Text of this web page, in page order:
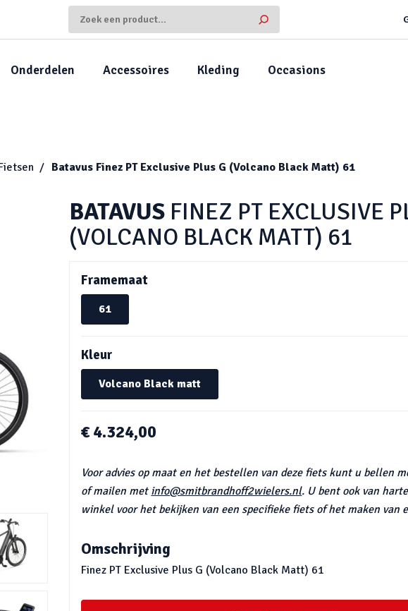
Onderdelen Accessoires Kleding Occasions
BatavusFinez PT Exclusive Plus G (Volcano Black Matt) 61
BATAVUS FINEZ PT EXCLUSIVE
(VOLCANO BLACK MATT) 61
Framemaat
61
Kleur
Volcano Black matt
€ 4.324,00
Voor advies op maat en het bestellen van deze fiets kunt u bellen
of mailen met info@smitbrandhoff2wielers.nl. U bent ook van
winkel voor het bekijken van een specifieke fiets of het maken van
Omschrijving
Finez PT Exclusive Plus G (Volcano Black Matt) 61